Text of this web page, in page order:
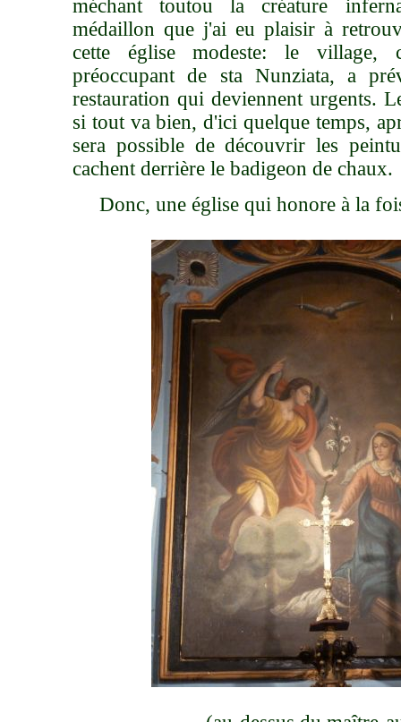
méchant toutou la créature
médaillon que j'ai eu plaisir à
cette église modeste: le village,
préoccupant de sta Nunziata, a
restauration qui deviennent urgents.
si tout va bien, d'ici quelque temps,
sera possible de découvrir les
cachent derrière le badigeon de chaux.
Donc, une église qui honore à la